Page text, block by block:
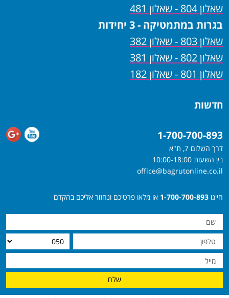
שאלון 804 - שאלון 481
בגרות במתמטיקה - 3 יחידות
שאלון 803 - שאלון 382
שאלון 802 - שאלון 381
שאלון 801 - שאלון 182
חדשות
1-700-700-893
דרך השלום 7, ת"א
בין השעות 10:00-18:00
office@bagrutonline.co.il
חייגו 1-700-700-893 או מלאו פרטיכם ונחזור אליכם בהקדם
שלח